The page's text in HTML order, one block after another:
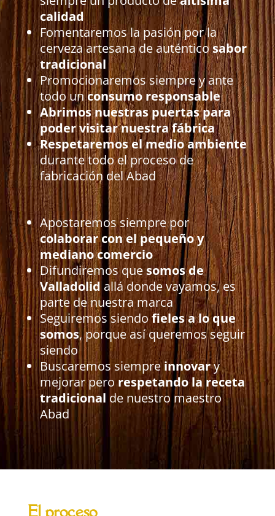
calidad
Fomentaremos la pasión por la
cerveza artesana de auténticosabor
tradicional
Promocionaremos siempre y ante
todo unconsumo responsable
Abrimos nuestras puertas para
poder visitar nuestra fábrica
Respetaremos el medio ambiente
durante todo el proceso de
fabricación del Abad
Apostaremos siempre por
colaborar con el pequeño y
mediano comercio
Difundiremos quesomos de
Valladolid allá donde vayamos, es
parte de nuestra marca
Seguiremos siendofieles a lo que
somos, porque así queremos seguir
siendo
Buscaremos siempreinnovary
mejorar perorespetando la receta
tradicional de nuestro maestro
Abad
El proceso